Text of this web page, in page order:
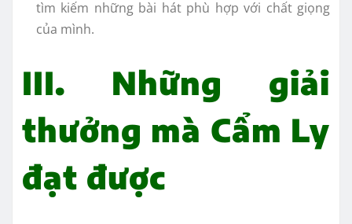
tìm kiếm những bài hát phù hợp với chất giọng
của mình.
III. Những giải
thưởng mà Cẩm Ly
đạt được